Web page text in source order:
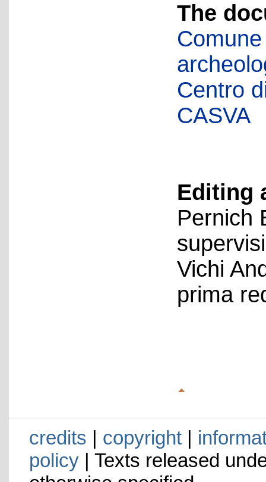
The
Centro
CASVA
Editing
Pernich
Vichi
prima
credits | copyright|
policy| Texts released